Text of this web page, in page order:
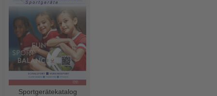
Sportgerätekatalog